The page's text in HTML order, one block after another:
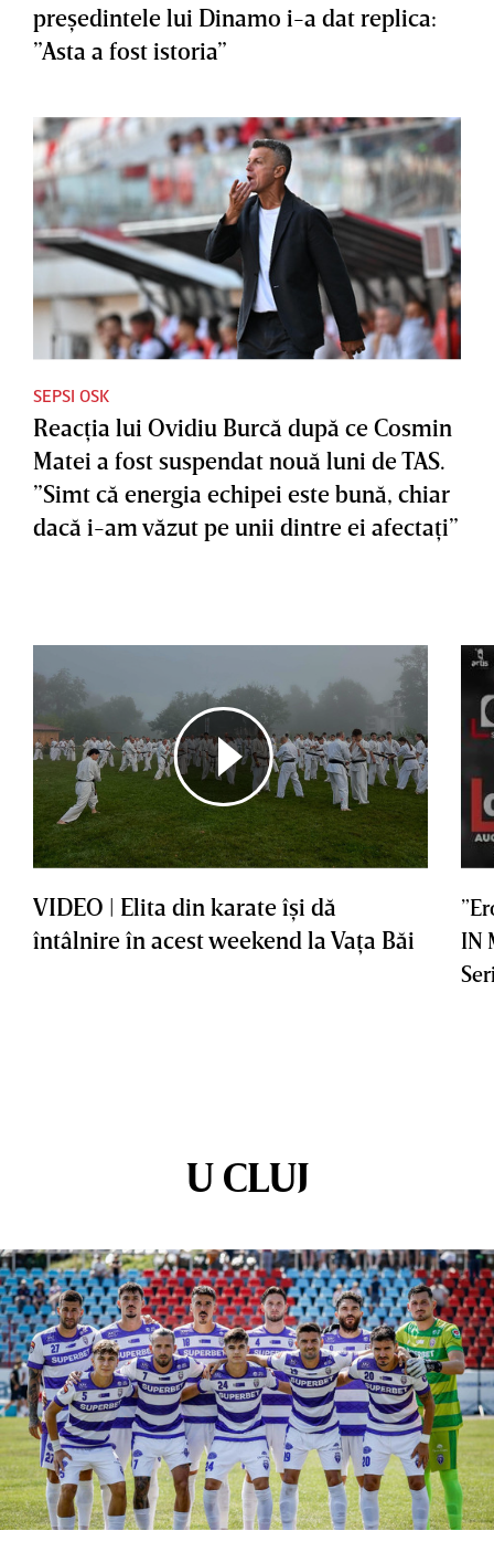
preşedintele lui Dinamo i-a dat replica:
”Asta a fost istoria”
SEPSI OSK
Reacţia lui Ovidiu Burcă după ce Cosmin
Matei a fost suspendat nouă luni de TAS.
”Simt că energia echipei este bună, chiar
dacă i-am văzut pe unii dintre ei afectaţi”
VIDEO | Elita din karate îşi dă
întâlnire în acest weekend la Vaţa Băi
IN
U CLUJ